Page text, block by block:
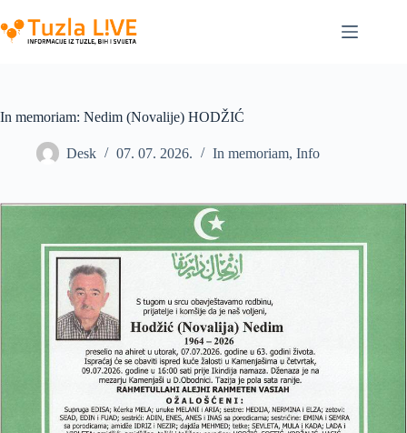
to
content
In memoriam: Nedim (Novalije) HODŽIĆ
Desk 07. 07. 2026. In memoriam, Info